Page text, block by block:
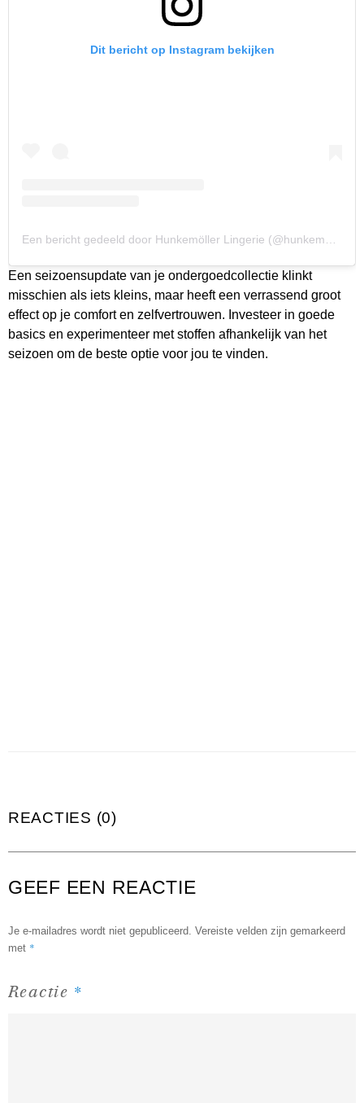
Dit bericht op Instagram bekijken
Een bericht gedeeld door Hunkemöller Lingerie (@hunkemoller)
Een seizoensupdate van je ondergoedcollectie klinkt
misschien als iets kleins, maar heeft een verrassend groot
effect op je comfort en zelfvertrouwen. Investeer in goede
basics en experimenteer met stoffen afhankelijk van het
seizoen om de beste optie voor jou te vinden.
REACTIES (0)
GEEF EEN REACTIE
Je e-mailadres wordt niet gepubliceerd. Vereiste velden zijn gemarkeerd
met *
Reactie *